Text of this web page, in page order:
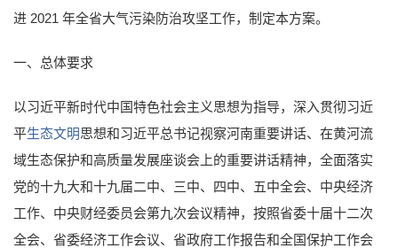
进 2021 年全省大气污染防治攻坚工作，制定本方案。
一、总体要求
以习近平新时代中国特色社会主义思想为指导，深入贯彻习近
平生态文明思想和习近平总书记视察河南重要讲话、在黄河流
域生态保护和高质量发展座谈会上的重要讲话精神，全面落实
党的十九大和十九届二中、三中、四中、五中全会、中央经济
工作、中央财经委员会第九次会议精神，按照省委十届十二次
全会、省委经济工作会议、省政府工作报告和全国保护工作会